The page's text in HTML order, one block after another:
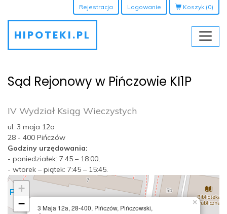
Rejestracja Logowanie Koszyk (0)
HIPOTEKI.PL
Sąd Rejonowy w Pińczowie KI1P
IV Wydział Ksiąg Wieczystych
ul. 3 maja 12a
28 - 400 Pińczów
Godziny urzędowania:
- poniedziałek: 7:45 – 18:00,
- wtorek – piątek: 7:45 – 15:45.
3 Maja 12a, 28-400, Pińczów, Pińczowski,
×
+
−